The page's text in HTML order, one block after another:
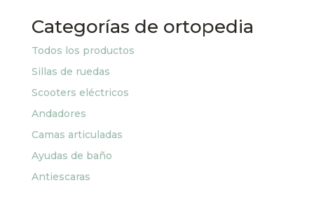
Categorías de ortopedia
Todos los productos
Sillas de ruedas
Scooters eléctricos
Andadores
Camas articuladas
Ayudas de baño
Antiescaras